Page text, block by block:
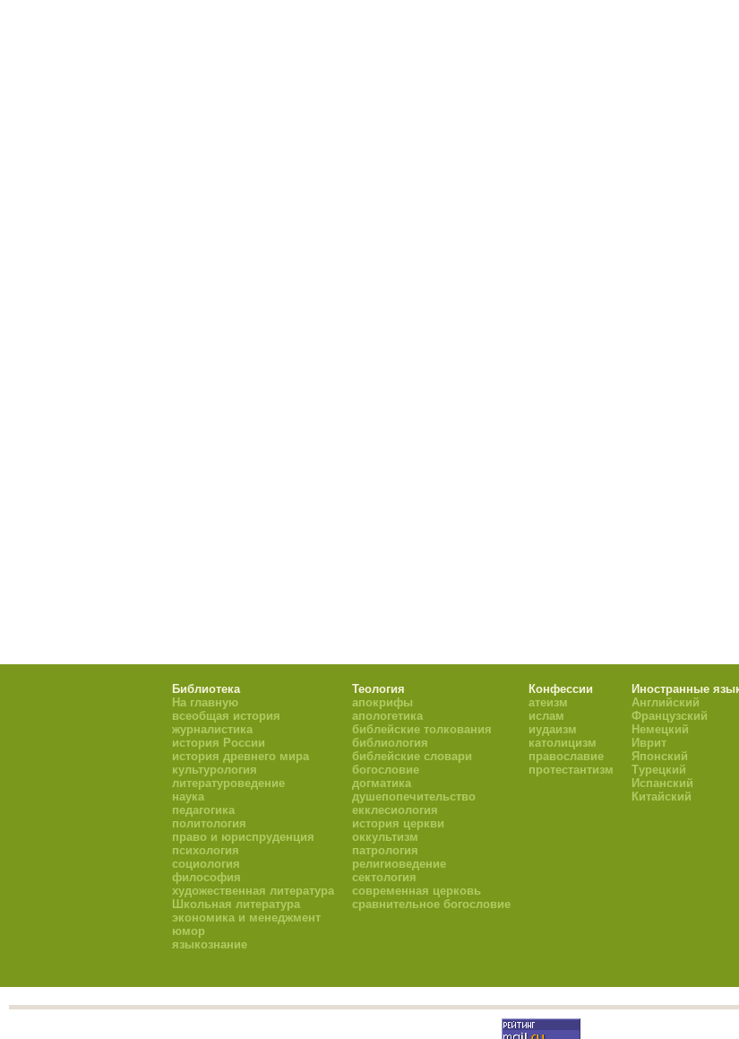
Библиотека
На главную
всеобщая история
журналистика
история России
история древнего мира
культурология
литературоведение
наука
педагогика
политология
право и юриспруденция
психология
социология
философия
художественная литература
Школьная литература
экономика и менеджмент
юмор
языкознание
Теология
апокрифы
апологетика
библейские толкования
библиология
библейские словари
богословие
догматика
душепопечительство
екклесиология
история церкви
оккультизм
патрология
религиоведение
сектология
современная церковь
сравнительное богословие
Конфессии
атеизм
ислам
иудаизм
католицизм
православие
протестантизм
Иностранные
Английский
Французский
Немецкий
Иврит
Японский
Турецкий
Испанский
Китайский